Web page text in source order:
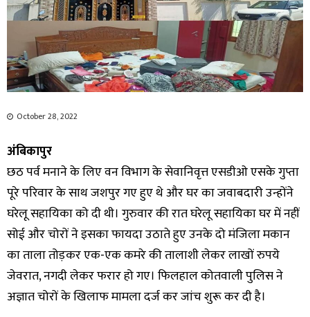
October 28, 2022
अंबिकापुर
छठ पर्व मनाने के लिए वन विभाग के सेवानिवृत्त एसडीओ एसके गुप्ता
पूरे परिवार के साथ जशपुर गए हुए थे और घर का जवाबदारी उन्होंने
घरेलू सहायिका को दी थी। गुरुवार की रात घरेलू सहायिका घर में नहीं
सोई और चोरों ने इसका फायदा उठाते हुए उनके दो मंजिला मकान
का ताला तोड़कर एक-एक कमरे की तालाशी लेकर लाखों रुपये
जेवरात, नगदी लेकर फरार हो गए। फिलहाल कोतवाली पुलिस ने
अज्ञात चोरों के खिलाफ मामला दर्ज कर जांच शुरू कर दी है।